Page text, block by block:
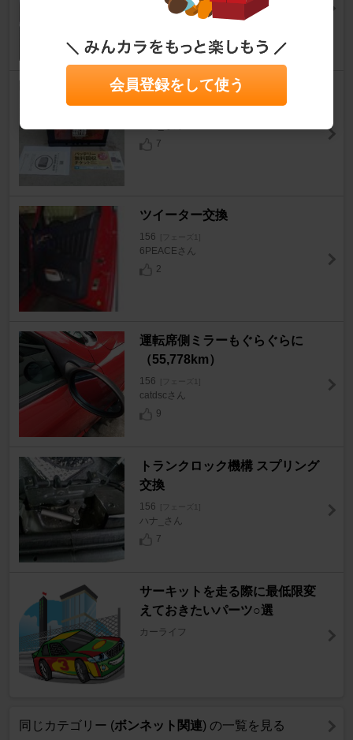
[フェーズ1]
山岡雄山さん
7
SUPER NATTO 57113
7
ツイーター交換
156 [フェーズ1]
6PEACEさん
2
運転席側ミラーもぐらぐらに
（55,778km）
156 [フェーズ1]
catdscさん
9
トランクロック機構 スプリング
交換
156 [フェーズ1]
ハナ_さん
7
サーキットを走る際に最低限変
えておきたいパーツ○選
カーライフ
同じカテゴリー (ボンネット関連) の一覧を見る
会員登録をして使う